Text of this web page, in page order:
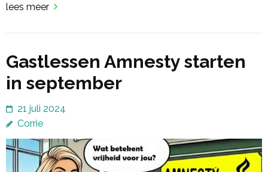
lees meer
Gastlessen Amnesty starten
in september
21 juli 2024
Corrie